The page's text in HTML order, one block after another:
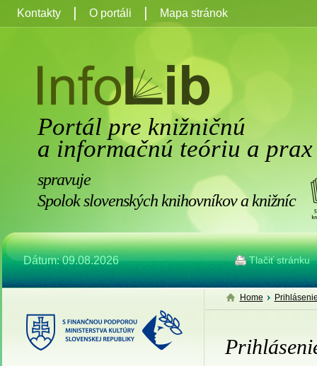
Portál pre knižničnú
a informačnú teóriu a prax
spravuje
Spolok slovenských knihovníkov a knižníc
Dátum: 09.08.2026 Tlačiť stránku
Kontakty O portáli Mapa stránok
Home